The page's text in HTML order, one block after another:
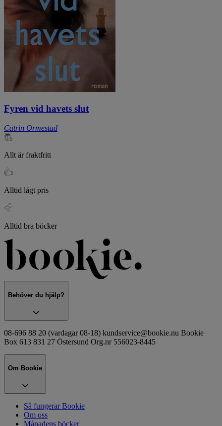
Fyren vid havets slut
Catrin Ormestad
Allt är fraktfritt
Alltid lågt pris
Alltid bra böcker
Behöver du hjälp?
08-696 88 20 (vardagar 08-18) kundservice@bookie.nu Bookie
Box 613 831 27 Östersund Org.nr 556023-8445
Om Bookie
Så fungerar Bookie
Om oss
Månadens böcker